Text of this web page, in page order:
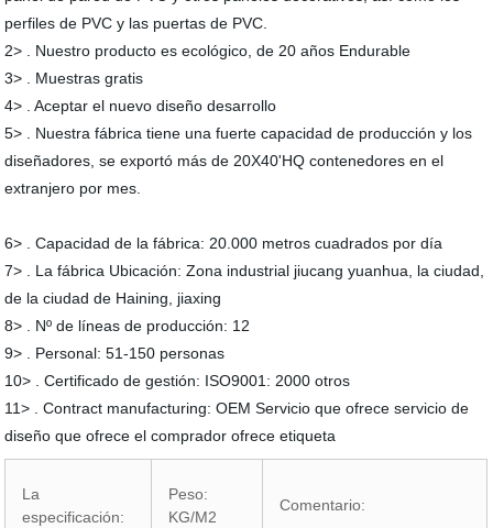
perfiles de PVC y las puertas de PVC.
2> . Nuestro producto es ecológico, de 20 años Endurable
3> . Muestras gratis
4> . Aceptar el nuevo diseño desarrollo
5> . Nuestra fábrica tiene una fuerte capacidad de producción y los
diseñadores, se exportó más de 20X40'HQ contenedores en el
extranjero por mes.
6> . Capacidad de la fábrica: 20.000 metros cuadrados por día
7> . La fábrica Ubicación: Zona industrial jiucang yuanhua, la ciudad,
de la ciudad de Haining, jiaxing
8> . Nº de líneas de producción: 12
9> . Personal: 51-150 personas
10> . Certificado de gestión: ISO9001: 2000 otros
11> . Contract manufacturing: OEM Servicio que ofrece servicio de
diseño que ofrece el comprador ofrece etiqueta
La
especificación:
Peso:
KG/M2
Comentario: